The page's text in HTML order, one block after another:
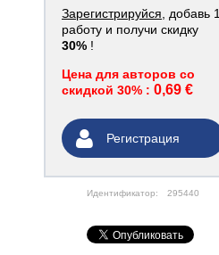
Зарегистрируйся , добавь 1
работу и получи скидку
30% !
Цена для авторов со
скидкой 30% : 0,69 €
Регистрация
Идентификатор: 295440